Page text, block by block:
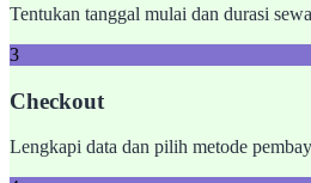
Tentukan tanggal mulai dan durasi
3
Checkout
Lengkapi data dan pilih metode